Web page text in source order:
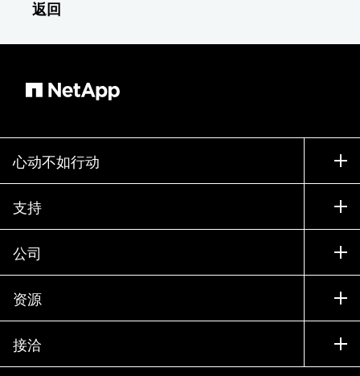
返回
心动不如行动
如何购买
联系销售部门
寻找合作伙伴
试用产品
贵宾体验中心
产品 A-Z
支持
支持
训练
文档中心
知识库
社区
公司
公司
合作伙伴
招聘
资源
新闻中心
活动
接洽